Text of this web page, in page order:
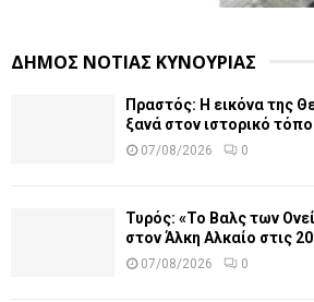
ΔΗΜΟΣ ΝΟΤΙΑΣ ΚΥΝΟΥΡΙΑΣ
Πραστός: Η εικόνα της
ξανά στον ιστορικό
07/08/2026 0
Τυρός: «Το Βαλς των
στον Άλκη Αλκαίο στις
07/08/2026 0